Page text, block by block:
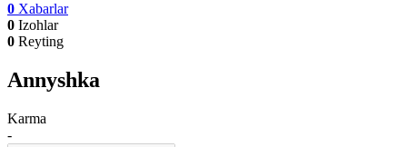
0 Xabarlar
0 Izohlar
0 Reyting
Annyshka
Karma
-